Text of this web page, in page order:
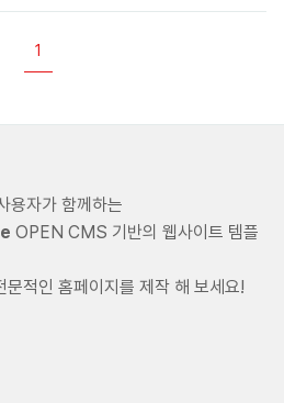
1
자가 함께하는
OPEN CMS 기반의 웹사이트 템플
적인 홈페이지를 제작 해 보세요!